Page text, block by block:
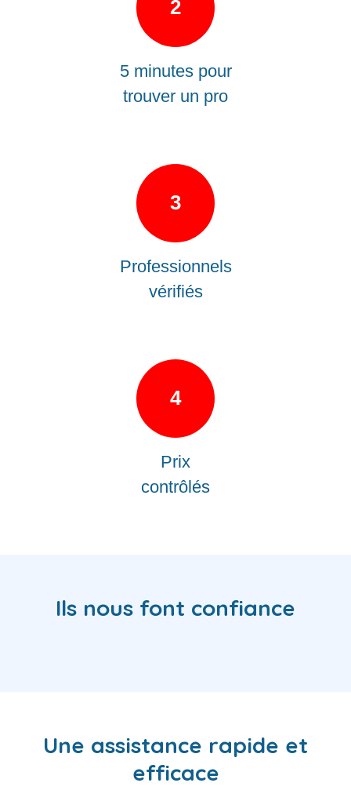
2
5 minutes pour
trouver un pro
3
Professionnels
vérifiés
4
Prix
contrôlés
Ils nous font confiance
Une assistance rapide et
efficace